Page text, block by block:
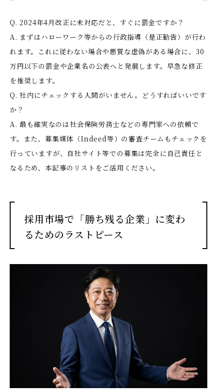
Q. 2024年4月改正に未対応だと、すぐに罰金ですか？
A. まずはハローワーク等からの行政指導（是正勧告）が行わ
れます。これに従わない場合や悪質な虚偽がある場合に、30
万円以下の罰金や企業名の公表へと発展します。早急な修正
を推奨します。
Q. 社内にチェックする人間がいません。どうすればいいです
か？
A. 最も確実なのは社会保険労務士などの専門家への依頼で
す。また、募集媒体（Indeed等）の審査チームもチェックを
行っていますが、自社サイト等での募集は完全に自己責任と
なるため、本記事のリストをご活用ください。
採用市場で「勝ち残る企業」に変わ
るためのラストピース